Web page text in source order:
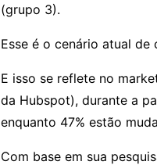
(grupo 3).
Esse é o cenário atual de
E isso se reflete no
da Hubspot), durante a
enquanto 47% estão
Com base em sua